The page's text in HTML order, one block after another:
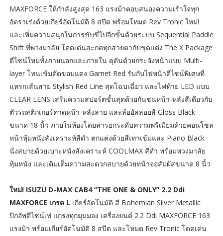
MAXFORCE ให้กำลังสูงสุด 163 แรงม้าตอบสนองความเร้าใจทุก
อัตราเร่งด้วยเกียร์อัตโนมัติ 8 สปีด พร้อมโหมด Rev Tronic ใหม่!
และเพิ่มความสนุกในการขับขี่ไปอีกขั้นด้วยระบบ Sequential Paddle
Shift ที่พวงมาลัย โดดเด่นสะกดทุกสายตากับชุดแต่ง The X Package
ดีไซน์ใหม่ทั้งภายนอกและภายใน ดุดันด้วยกระจังหน้าแบบ Multi-
layer โทนเข้มตัดขอบแดง Garnet Red รับกับไฟหน้าดีไซน์พิเศษที่
แทรกเส้นสาย Stylish Red Line สุดโฉบเฉี่ยว และไฟท้าย LED แบบ
CLEAR LENS เสริมความสปอร์ตขั้นสุดด้วยกันชนหน้า-หลังสีเดียวกับ
ตัวรถสติกเกอร์คาดหน้า-หลังลาย และล้ออัลลอยสี Gloss Black
ขนาด 18 นิ้ว ภายในห้องโดยสารยกระดับความพรีเมียมด้วยคอนโซล
หน้าหุ้มหนังสังเคราะห์สีดำ ตกแต่งด้วยสีเทาเข้มและ Piano Black
นั่งสบายด้วยเบาะหนังสังเคราะห์ COOLMAX สีดำ พร้อมพวงมาลัย
หุ้มหนัง และเติมเต็มความสะดวกสบายด้วยหน้าจอสัมผัสขนาด 8 นิ้ว
ใหม่! ISUZU D-MAX CAB4 “THE ONE & ONLY” 2.2 Ddi
MAXFORCE เกรด L เกียร์อัตโนมัติ สี Bohemian Silver Metallic
ปิกอัพดีไซน์เท่ แกร่งทุกมุมมอง เครื่องยนต์ 2.2 Ddi MAXFORCE 163
แรงม้า พร้อมเกียร์อัตโนมัติ 8 สปีด และโหมด Rev Tronic โดดเด่น